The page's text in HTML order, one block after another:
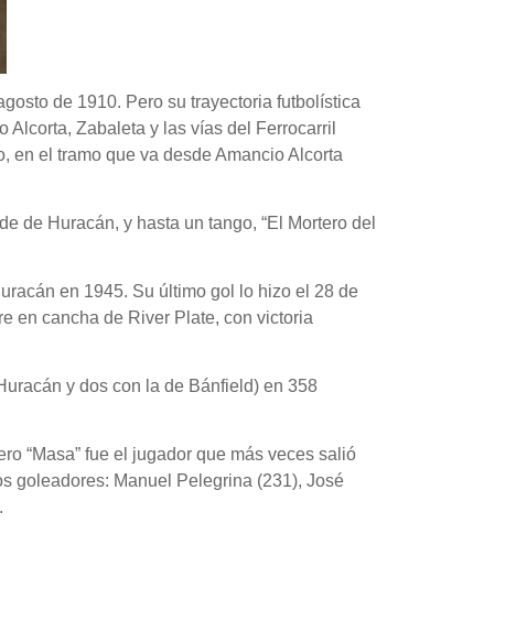
de 1910. Pero su trayectoria futbolística
Zabaleta y las vías del Ferrocarril
en el tramo que va desde Amancio Alcorta
de Huracán, y hasta un tango, “El Mortero del
en 1945. Su último gol lo hizo el 28 de
en cancha de River Plate, con victoria
y dos con la de Bánfield) en 358
“Masa” fue el jugador que más veces salió
goleadores: Manuel Pelegrina (231), José